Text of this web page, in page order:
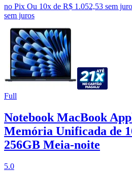
no Pix Ou 10x de R$ 1.052,53 sem
sem juros
Full
Notebook MacBook
Memória Unificada de
256GB Meia-noite
5.0